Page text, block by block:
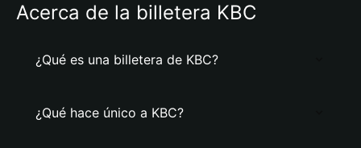
Acerca de la billetera KBC
¿Qué es una billetera de KBC?
¿Qué hace único a KBC?